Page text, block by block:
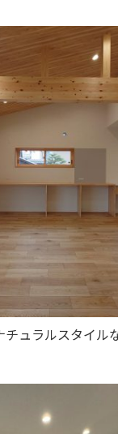
ュラルスタイル